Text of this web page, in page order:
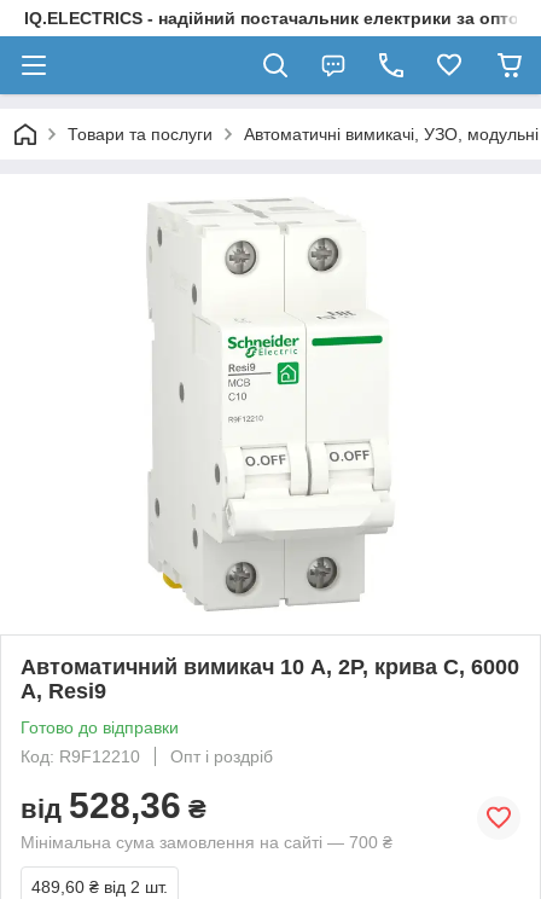
IQ.ELECTRICS - надійний постачальник електрики за
Товари та послуги Автоматичні вимикачі, УЗО,
Автоматичний вимикач 10 А, 2P, крива C, 6000
А, Resi9
Готово до відправки
Код: R9F12210
Опт і роздріб
від 528,36 ₴
Мінімальна сума замовлення на сайті — 700 ₴
489,60 ₴ від 2 шт.